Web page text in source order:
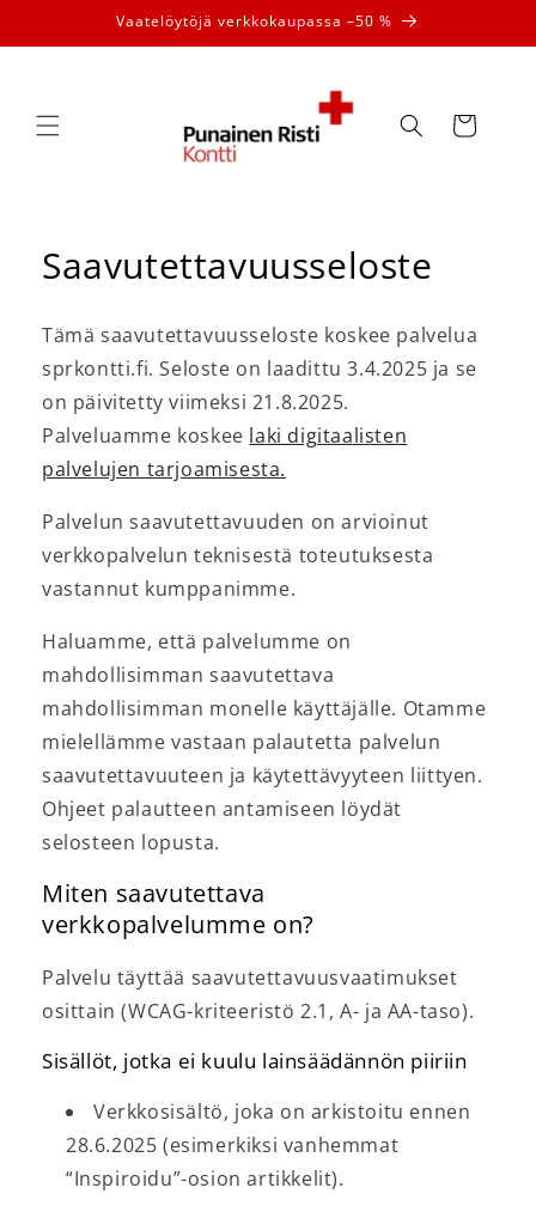
sisältöön
Vaatelöytöjä verkkokaupassa –50 %
Ostoskori
Saavutettavuusseloste
Tämä saavutettavuusseloste koskee palvelua
sprkontti.fi. Seloste on laadittu 3.4.2025 ja se
on päivitetty viimeksi 21.8.2025.
Palveluamme koskee laki digitaalisten
palvelujen tarjoamisesta.
Palvelun saavutettavuuden on arvioinut
verkkopalvelun teknisestä toteutuksesta
vastannut kumppanimme.
Haluamme, että palvelumme on
mahdollisimman saavutettava
mahdollisimman monelle käyttäjälle. Otamme
mielellämme vastaan palautetta palvelun
saavutettavuuteen ja käytettävyyteen liittyen.
Ohjeet palautteen antamiseen löydät
selosteen lopusta.
Miten saavutettava
verkkopalvelumme on?
Palvelu täyttää saavutettavuusvaatimukset
osittain (WCAG-kriteeristö 2.1, A- ja AA-taso).
Sisällöt, jotka ei kuulu lainsäädännön piiriin
Verkkosisältö, joka on arkistoitu ennen
28.6.2025 (esimerkiksi vanhemmat
“Inspiroidu”-osion artikkelit).